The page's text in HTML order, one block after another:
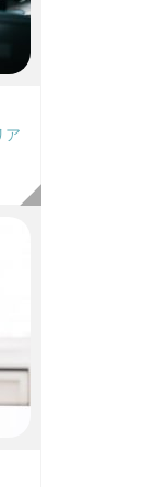
ア